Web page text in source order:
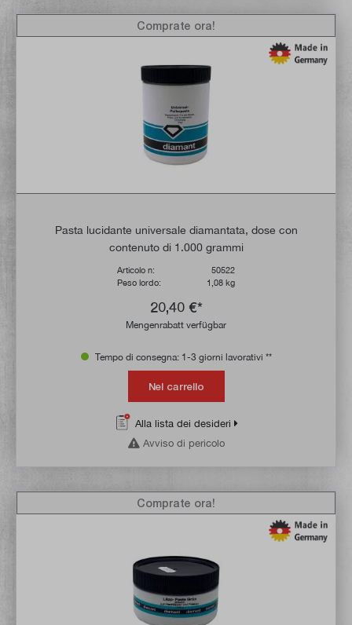
Pasta lucidante universale diamantata, dose con
contenuto di 1.000 grammi
Articolo n:
50522
Peso lordo:
1,08 kg
20,40 €*
Mengenrabatt verfügbar
Comprate ora!
Tempo di consegna: 1-3 giorni lavorativi **
Nel carrello
Alla lista dei desideri
Avviso di pericolo
Comprate ora!